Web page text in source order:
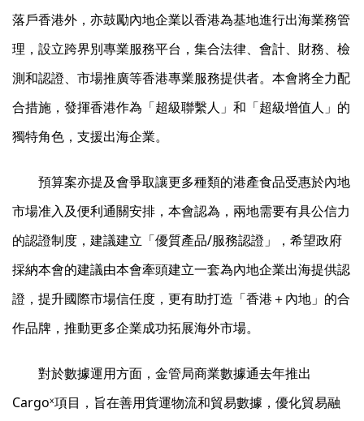
落戶香港外，亦鼓勵內地企業以香港為基地進行出海業務管
理，設立跨界別專業服務平台，集合法律、會計、財務、檢
測和認證、市場推廣等香港專業服務提供者。本會將全力配
合措施，發揮香港作為「超級聯繫人」和「超級增值人」的
獨特角色，支援出海企業。
預算案亦提及會爭取讓更多種類的港產食品受惠於內地
市場准入及便利通關安排，本會認為，兩地需要有具公信力
的認證制度，建議建立「優質產品/服務認證」，希望政府
採納本會的建議由本會牽頭建立一套為內地企業出海提供認
證，提升國際市場信任度，更有助打造「香港＋內地」的合
作品牌，推動更多企業成功拓展海外市場。
對於數據運用方面，金管局商業數據通去年推出
Cargoˣ項目，旨在善用貨運物流和貿易數據，優化貿易融